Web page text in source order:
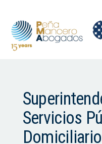
Servicios